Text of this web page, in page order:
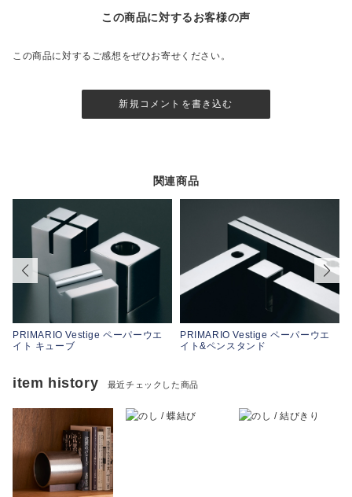
この商品に対するお客様の声
この商品に対するご感想をぜひお寄せください。
新規コメントを書き込む
関連商品
PRIMARIO Vestige ペーパーウエ
イト キューブ
PRIMARIO Vestige ペーパーウエ
イト&ペンスタンド
item history 最近チェックした商品